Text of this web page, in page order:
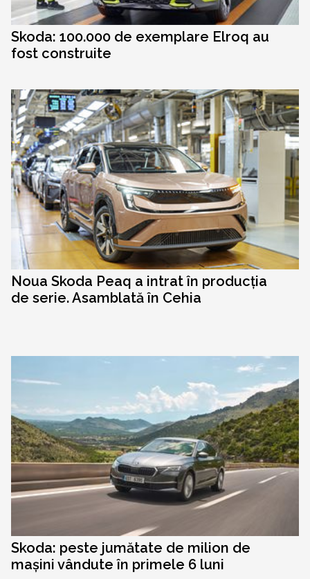
Skoda: 100.000 de exemplare Elroq au
fost construite
Noua Skoda Peaq a intrat în producția
de serie. Asamblată în Cehia
Skoda: peste jumătate de milion de
mașini vândute în primele 6 luni